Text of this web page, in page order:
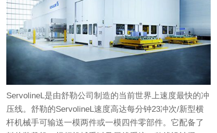
ServolineL是由舒勒公司制造的当前世界上速度最快的冲
压线。舒勒的ServolineL速度高达每分钟23冲次/新型横
杆机械手可输送一模两件或一模四件零部件。它配备了